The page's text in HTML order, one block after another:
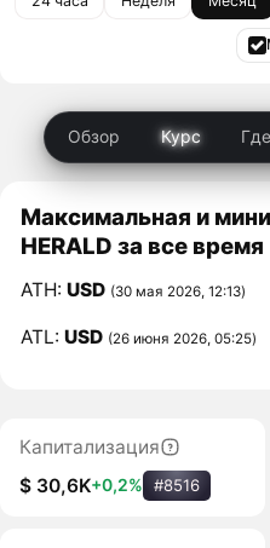
Обзор Курс
Максимальная и
HERALD за все время
ATH:USD (30 мая 2026, 12:13)
ATL:USD (26 июня 2026, 05:25)
Капитализация
$ 30,6K+0,2% #8516